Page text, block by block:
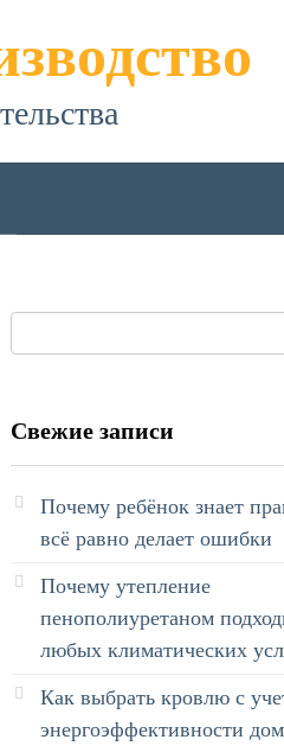
Свежие записи
Почему ребёнок знает
всё равно делает ошибки
Почему утепление
пенополиуретаном
любых климатических
Как выбрать кровлю с
энергоэффективности